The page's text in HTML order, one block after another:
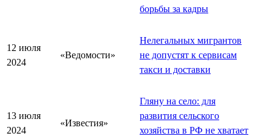
борьбы за кадры
12 июля
2024
«Ведомости»
Нелегальных мигрантов
не допустят к сервисам
такси и доставки
13 июля
2024
«Известия»
Гляну на село: для
развития сельского
хозяйства в РФ не хватает